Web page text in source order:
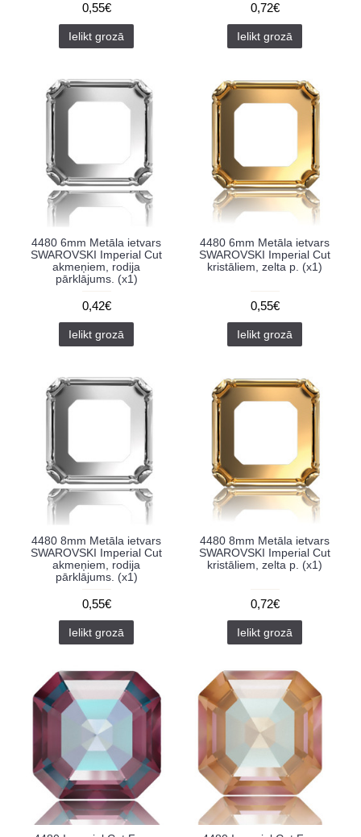
0,55€
Ielikt grozā
0,72€
Ielikt grozā
4480 6mm Metāla ietvars
SWAROVSKI Imperial Cut
akmeņiem, rodija
pārklājums. (x1)
0,42€
Ielikt grozā
4480 6mm Metāla ietvars
SWAROVSKI Imperial Cut
kristāliem, zelta p. (x1)
0,55€
Ielikt grozā
4480 8mm Metāla ietvars
SWAROVSKI Imperial Cut
akmeņiem, rodija
pārklājums. (x1)
0,55€
Ielikt grozā
4480 8mm Metāla ietvars
SWAROVSKI Imperial Cut
kristāliem, zelta p. (x1)
0,72€
Ielikt grozā